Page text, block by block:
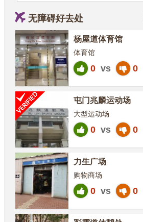
无障碍好去处
杨屋道体育馆
体育馆
0 vs 0
屯门兆麟运动场
大型运动场
0 vs 0
力生广场
购物商场
0 vs 0